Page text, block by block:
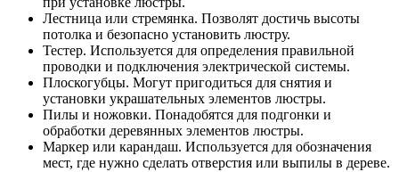
Лестница или стремянка. Позволят достичь высоты
потолка и безопасно установить люстру.
Тестер. Используется для определения правильной
проводки и подключения электрической системы.
Плоскогубцы. Могут пригодиться для снятия и
установки украшательных элементов люстры.
Пилы и ножовки. Понадобятся для подгонки и
обработки деревянных элементов люстры.
Маркер или карандаш. Используется для обозначения
мест, где нужно сделать отверстия или выпилы в дереве.